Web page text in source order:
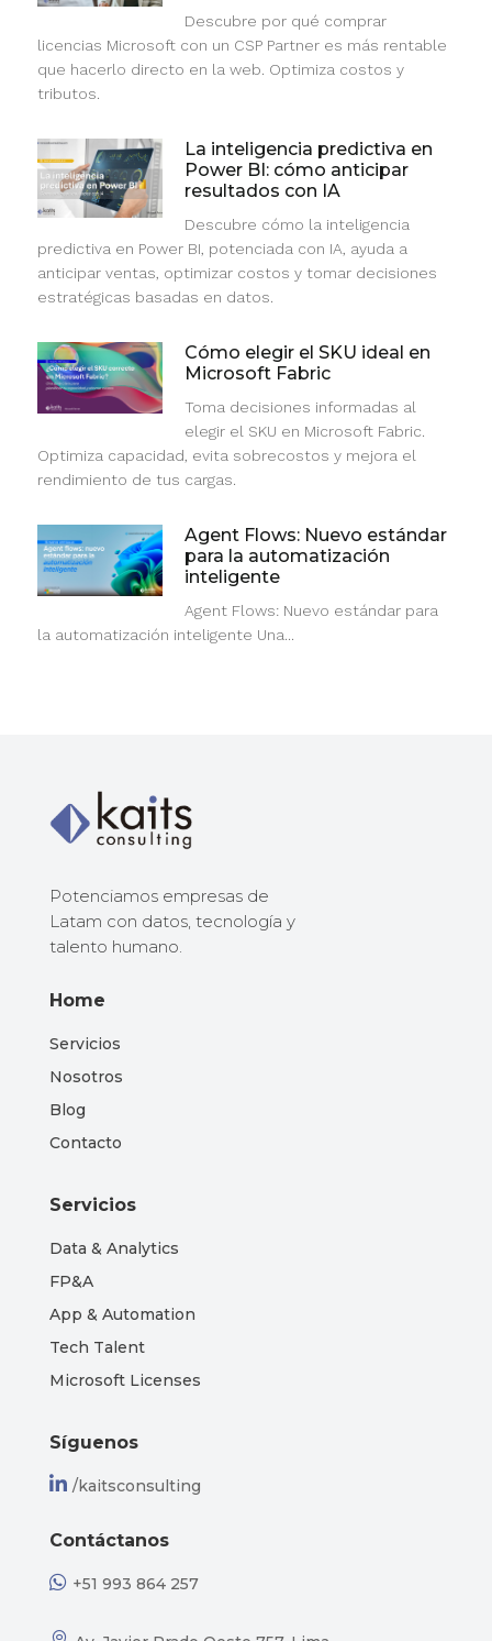
Descubre por qué comprar
licencias Microsoft con un CSP Partner es más rentable
que hacerlo directo en la web. Optimiza costos y
tributos.
La inteligencia predictiva en
Power BI: cómo anticipar
resultados con IA
Descubre cómo la inteligencia
predictiva en Power BI, potenciada con IA, ayuda a
anticipar ventas, optimizar costos y tomar decisiones
estratégicas basadas en datos.
Cómo elegir el SKU ideal en
Microsoft Fabric
Toma decisiones informadas al
elegir el SKU en Microsoft Fabric.
Optimiza capacidad, evita sobrecostos y mejora el
rendimiento de tus cargas.
Agent Flows: Nuevo estándar
para la automatización
inteligente
Agent Flows: Nuevo estándar para
la automatización inteligente Una...
Potenciamos empresas de
Latam con datos, tecnología y
talento humano.
Home
Servicios
Nosotros
Blog
Contacto
Servicios
Data & Analytics
FP&A
App & Automation
Tech Talent
Microsoft Licenses
Síguenos
 /kaitsconsulting
Contáctanos
 +51 993 864 257